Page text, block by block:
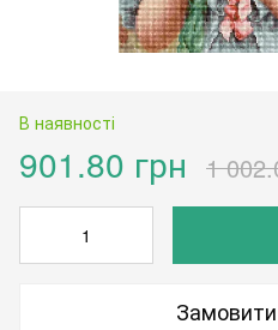
В наявності
901.80 грн 1